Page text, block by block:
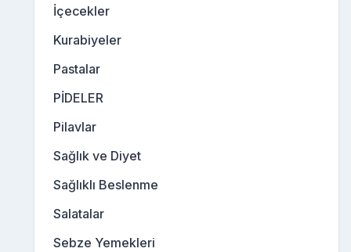
İçecekler
Kurabiyeler
Pastalar
PİDELER
Pilavlar
Sağlık ve Diyet
Sağlıklı Beslenme
Salatalar
Sebze Yemekleri